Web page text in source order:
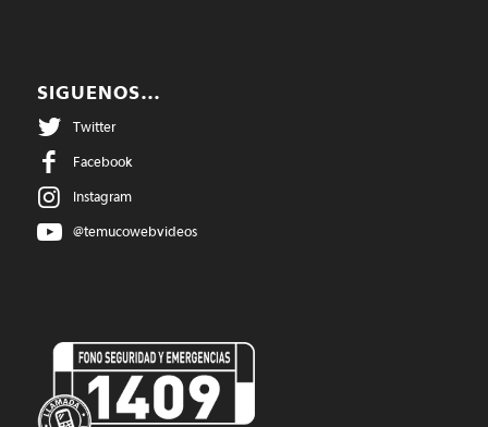
SIGUENOS…
Twitter
Facebook
Instagram
@temucowebvideos